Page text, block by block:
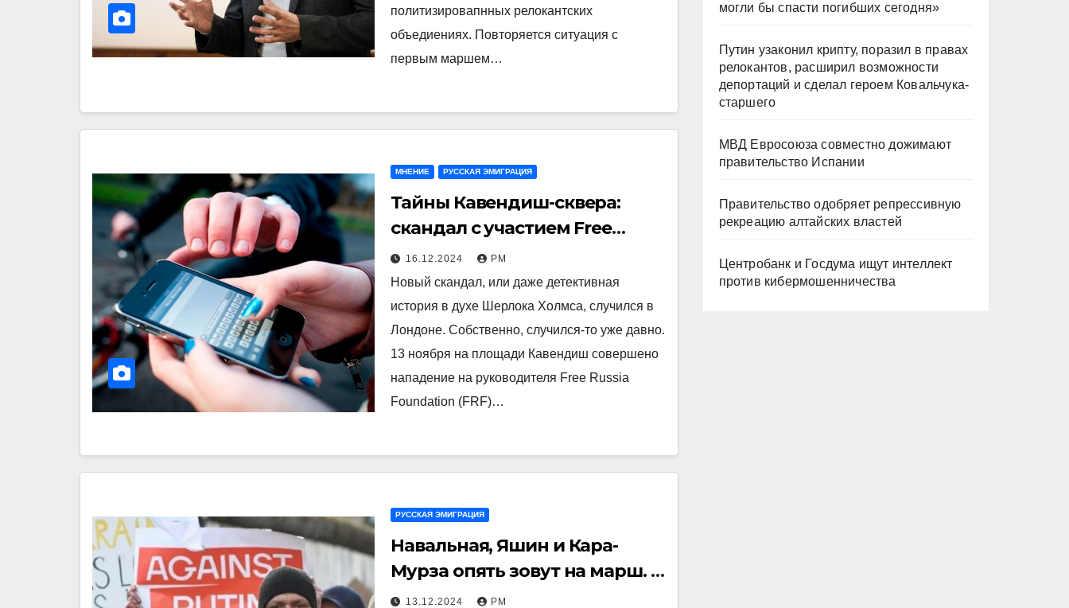
политизировапнных релокантских
объедиениях. Повторяется ситуация с
первым маршем…
МНЕНИЕ РУССКАЯ ЭМИГРАЦИЯ
Тайны Кавендиш-сквера:
скандал с участием Free
Russia
16.12.2024 РМ
Новый скандал, или даже детективная
история в духе Шерлока Холмса, случился в
Лондоне. Собственно, случился-то уже давно.
13 ноября на площади Кавендиш совершено
нападение на руководителя Free Russia
Foundation (FRF)…
РУССКАЯ ЭМИГРАЦИЯ
Навальная, Яшин и Кара-
Мурза опять зовут на марш. И
опять в Берлине
13.12.2024 РМ
могли бы спасти погибших сегодня»
Путин узаконил крипту, поразил в правах
релокантов, расширил возможности
депортаций и сделал героем Ковальчука-
старшего
МВД Евросоюза совместно дожимают
правительство Испании
Правительство одобряет репрессивную
рекреацию алтайских властей
Центробанк и Госдума ищут интеллект
против кибермошенничества